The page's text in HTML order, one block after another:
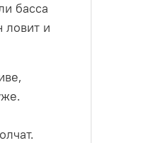
басса
ловит и